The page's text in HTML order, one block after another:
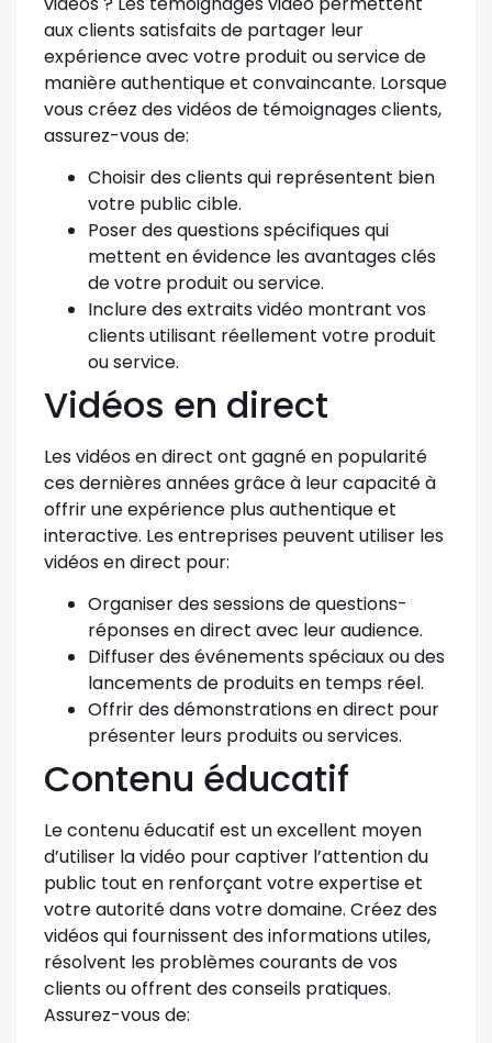
aux clients satisfaits de partager leur
expérience avec votre produit ou service de
manière authentique et convaincante. Lorsque
vous créez des vidéos de témoignages clients,
assurez-vous de:
Choisir des clients qui représentent bien
votre public cible.
Poser des questions spécifiques qui
mettent en évidence les avantages clés
de votre produit ou service.
Inclure des extraits vidéo montrant vos
clients utilisant réellement votre produit
ou service.
Vidéos en direct
Les vidéos en direct ont gagné en popularité
ces dernières années grâce à leur capacité à
offrir une expérience plus authentique et
interactive. Les entreprises peuvent utiliser les
vidéos en direct pour:
Organiser des sessions de questions-
réponses en direct avec leur audience.
Diffuser des événements spéciaux ou des
lancements de produits en temps réel.
Offrir des démonstrations en direct pour
présenter leurs produits ou services.
Contenu éducatif
Le contenu éducatif est un excellent moyen
d’utiliser la vidéo pour captiver l’attention du
public tout en renforçant votre expertise et
votre autorité dans votre domaine. Créez des
vidéos qui fournissent des informations utiles,
résolvent les problèmes courants de vos
clients ou offrent des conseils pratiques.
Assurez-vous de: